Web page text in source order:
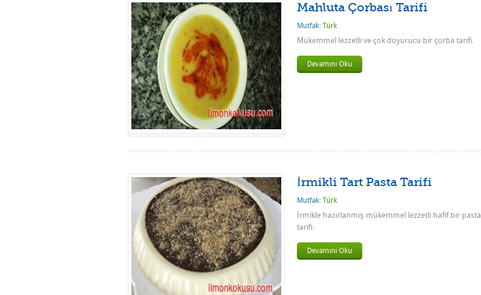
Mahluta Çorbası Tarifi
Mutfak: Türk
Mükemmel lezzetli ve çok doyurucu bir çorba tarifi.
Devamını Oku
İrmikli Tart Pasta Tarifi
Mutfak: Türk
İrmikle hazırlanmış mükemmel lezzetli hafif bir pasta
tarifi.
Devamını Oku